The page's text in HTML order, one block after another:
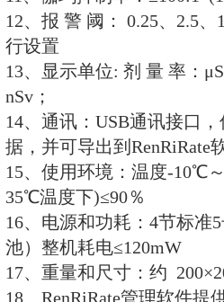
能。
9、电池电量实时
10、标配：
技术规格：
1、测量类型：中
2、探测器： 半导